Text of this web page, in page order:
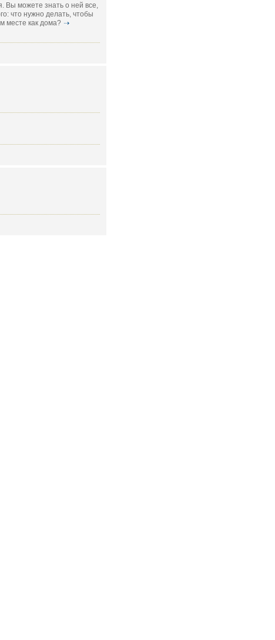
Вы можете знать о ней все,
что нужно делать, чтобы
месте как дома?